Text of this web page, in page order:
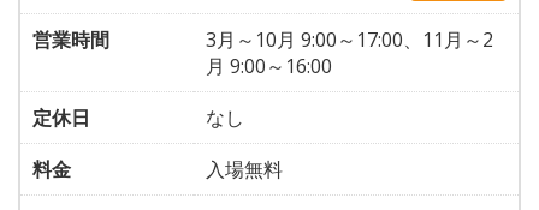
営業時間
3月～10月 9:00～17:00、11月～2
月 9:00～16:00
定休日
なし
料金
入場無料